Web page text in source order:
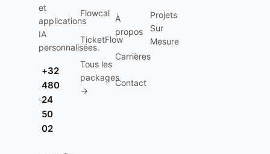
et
applications
IA
personnalisées.
+32
480
24
50
02
Flowcal
TicketFlow
Tous les
packages
→
À
propos
Carrières
Contact
Projets
Sur
Mesure